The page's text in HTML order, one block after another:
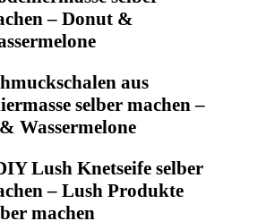
aus
selber machen –
Wassermelone